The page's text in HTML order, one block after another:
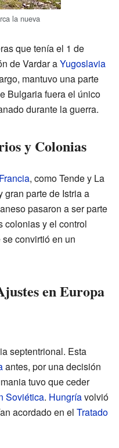
la nueva
que tenía el 1 de
de Vardar aYugoslavia
mantuvo una parte
Bulgaria fuera el único
durante la guerra.
y Colonias
Francia, como Tende y La
gran parte de Istria a
pasaron a ser parte
colonias y el control
se convirtió en un
en Europa
septentrional. Esta
antes, por una decisión
tuvo que ceder
Soviética. Hungríavolvió
acordado en el Tratado